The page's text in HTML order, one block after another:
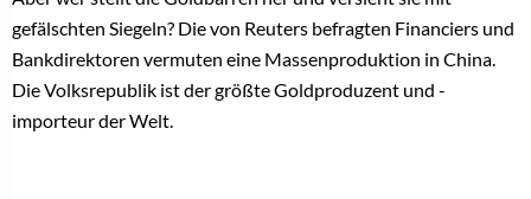
gefälschten Siegeln? Die von Reuters befragten Financiers und
Bankdirektoren vermuten eine Massenproduktion in China.
Die Volksrepublik ist der größte Goldproduzent und -
importeur der Welt.